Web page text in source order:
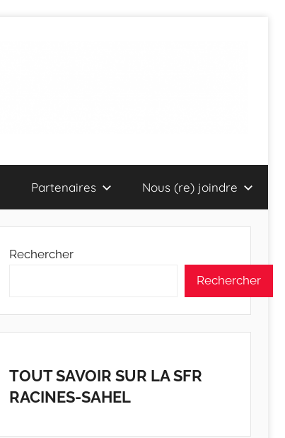
Partenaires Nous (re) joindre
Rechercher
Rechercher
TOUT SAVOIR SUR LA SFR
RACINES-SAHEL